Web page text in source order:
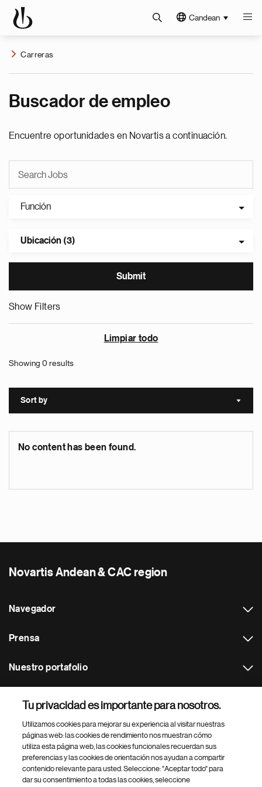
Candean
Carreras
Buscador de empleo
Encuentre oportunidades en Novartis a continuación.
Función
Ubicación (3)
Show Filters
Limpiar todo
Showing 0 results
Sort by Sort
No content has been found.
Novartis Andean & CAC region
Navegador
Prensa
Nuestro portafolio
Footer Site Search
Tu privacidad es importante para nosotros.
Utilizamos cookies para mejorar su experiencia al visitar nuestras
páginas web: las cookies de rendimiento nos muestran cómo
utiliza esta página web, las cookies funcionales recuerdan sus
preferencias y las cookies de orientación nos ayudan a compartir
contenido relevante para usted. Seleccione: "Aceptar todo" para
dar su consentimiento a todas las cookies, seleccione